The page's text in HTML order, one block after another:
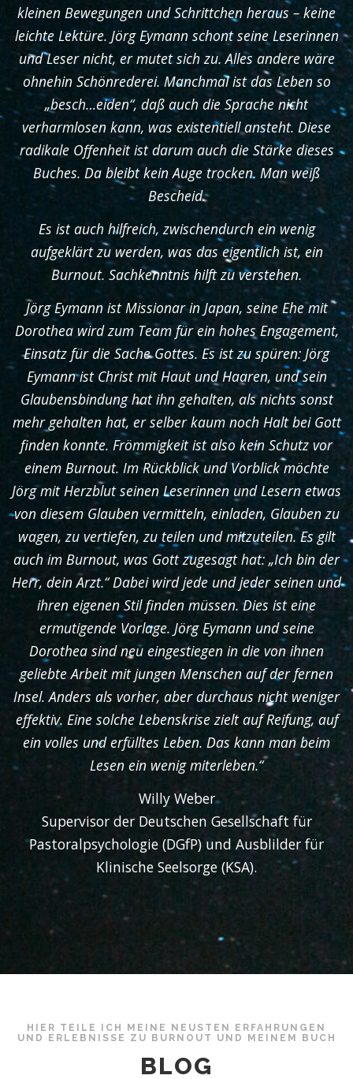
kleinen Bewegungen und Schrittchen heraus – keine
leichte Lektüre. Jörg Eymann schont seine Leserinnen
und Leser nicht, er mutet sich zu. Alles andere wäre
ohnehin Schönrederei. Manchmal ist das Leben so
„besch…eiden“, daß auch die Sprache nicht
verharmlosen kann, was existentiell ansteht. Diese
radikale Offenheit ist darum auch die Stärke dieses
Buches. Da bleibt kein Auge trocken. Man weiß
Bescheid.
Es ist auch hilfreich, zwischendurch ein wenig
aufgeklärt zu werden, was das eigentlich ist, ein
Burnout. Sachkenntnis hilft zu verstehen.
Jörg Eymann ist Missionar in Japan, seine Ehe mit
Dorothea wird zum Team für ein hohes Engagement,
Einsatz für die Sache Gottes. Es ist zu spüren: Jörg
Eymann ist Christ mit Haut und Haaren, und sein
Glaubensbindung hat ihn gehalten, als nichts sonst
mehr gehalten hat, er selber kaum noch Halt bei Gott
finden konnte. Frömmigkeit ist also kein Schutz vor
einem Burnout. Im Rückblick und Vorblick möchte
Jörg mit Herzblut seinen Leserinnen und Lesern etwas
von diesem Glauben vermitteln, einladen, Glauben zu
wagen, zu vertiefen, zu teilen und mitzuteilen. Es gilt
auch im Burnout, was Gott zugesagt hat: „Ich bin der
Herr, dein Arzt.“ Dabei wird jede und jeder seinen und
ihren eigenen Stil finden müssen. Dies ist eine
ermutigende Vorlage. Jörg Eymann und seine
Dorothea sind neu eingestiegen in die von ihnen
geliebte Arbeit mit jungen Menschen auf der fernen
Insel. Anders als vorher, aber durchaus nicht weniger
effektiv. Eine solche Lebenskrise zielt auf Reifung, auf
ein volles und erfülltes Leben. Das kann man beim
Lesen ein wenig miterleben.“
Willy Weber
Supervisor der Deutschen Gesellschaft für
Pastoralpsychologie (DGfP) und Ausblilder für
Klinische Seelsorge (KSA).
HIER TEILE ICH MEINE NEUSTEN ERFAHRUNGEN
UND ERLEBNISSE ZU BURNOUT UND MEINEM BUCH
BLOG